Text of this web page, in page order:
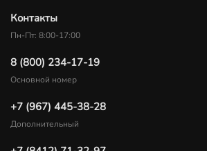
Контакты
Пн-Пт: 8:00-17:00
8 (800) 234-17-19
Основной номер
+7 (967) 445-38-28
Дополнительный